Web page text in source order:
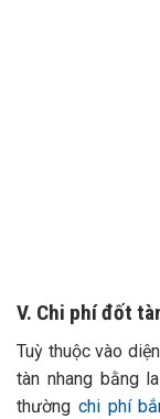
V. Chi phí đốt
Tuỳ thuộc vào
tàn nhang bằng
thường chi phí